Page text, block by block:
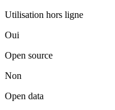
Utilisation hors ligne
Oui
Open source
Non
Open data